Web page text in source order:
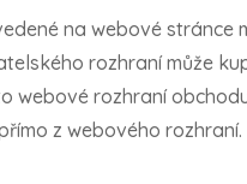
na webové stránce
rozhraní může
webové rozhraní
z webového